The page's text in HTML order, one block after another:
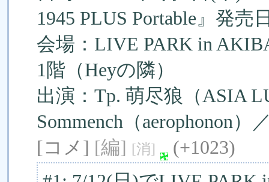
1945 PLUS Portable』発売
会場：LIVE PARK in
1階（Heyの隣）
出演：Tp. 萌尽狼（ASIA
Sommench（aerophonon）
[コメ] [編] [消]
(+1023)